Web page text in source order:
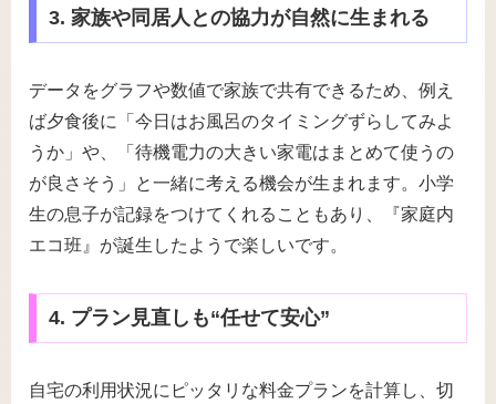
3. 家族や同居人との協力が自然に生まれる
データをグラフや数値で家族で共有できるため、例え
ば夕食後に「今日はお風呂のタイミングずらしてみよ
うか」や、「待機電力の大きい家電はまとめて使うの
が良さそう」と一緒に考える機会が生まれます。小学
生の息子が記録をつけてくれることもあり、『家庭内
エコ班』が誕生したようで楽しいです。
4. プラン見直しも“任せて安心”
自宅の利用状況にピッタリな料金プランを計算し、切